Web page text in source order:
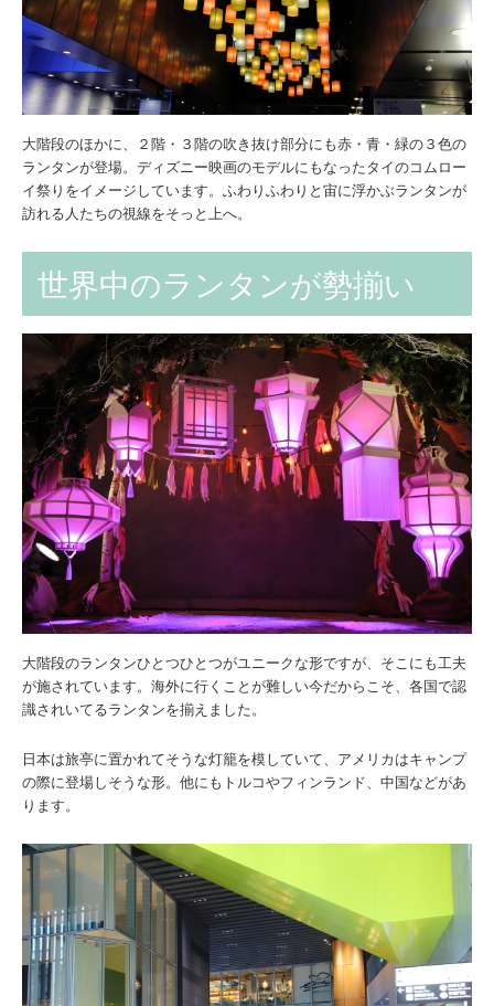
大階段のほかに、２階・３階の吹き抜け部分にも赤・青・緑の３色の
ランタンが登場。ディズニー映画のモデルにもなったタイのコムロー
イ祭りをイメージしています。ふわりふわりと宙に浮かぶランタンが
訪れる人たちの視線をそっと上へ。
世界中のランタンが勢揃い
大階段のランタンひとつひとつがユニークな形ですが、そこにも工夫
が施されています。海外に行くことが難しい今だからこそ、各国で認
識されいてるランタンを揃えました。
日本は旅亭に置かれてそうな灯籠を模していて、アメリカはキャンプ
の際に登場しそうな形。他にもトルコやフィンランド、中国などがあ
ります。